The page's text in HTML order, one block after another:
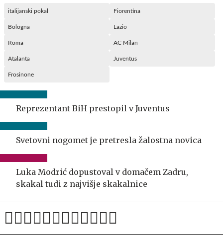
italijanski pokal Fiorentina
Bologna Lazio
Roma AC Milan
Atalanta Juventus
Frosinone
Reprezentant BiH prestopil v Juventus
Svetovni nogomet je pretresla žalostna novica
Luka Modrić dopustoval v domačem Zadru,
skakal tudi z najvišje skakalnice